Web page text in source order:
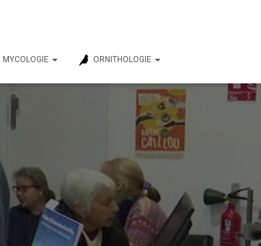
MYCOLOGIE ORNITHOLOGIE